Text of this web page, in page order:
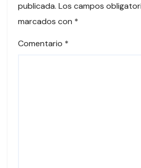
publicada. Los campos
marcados con *
Comentario *